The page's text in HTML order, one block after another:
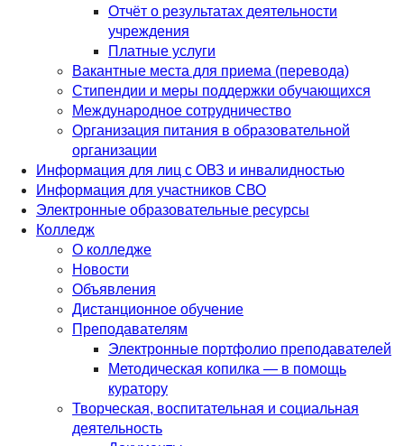
Отчёт о результатах деятельности
учреждения
Платные услуги
Вакантные места для приема (перевода)
Стипендии и меры поддержки обучающихся
Международное сотрудничество
Организация питания в образовательной
организации
Информация для лиц с ОВЗ и инвалидностью
Информация для участников СВО
Электронные образовательные ресурсы
Колледж
О колледже
Новости
Объявления
Дистанционное обучение
Преподавателям
Электронные портфолио преподавателей
Методическая копилка — в помощь
куратору
Творческая, воспитательная и социальная
деятельность